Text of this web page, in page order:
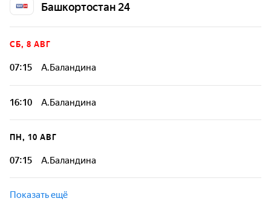
Башкортостан 24
СБ, 8 АВГ
07:15 А.Баландина
16:10 А.Баландина
ПН, 10 АВГ
07:15 А.Баландина
Показать ещё